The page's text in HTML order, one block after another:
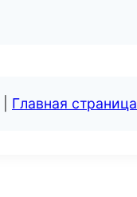
Главная страница